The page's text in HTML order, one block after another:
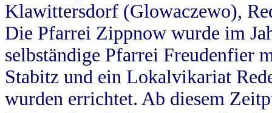
Klawittersdorf (Glowaczewo),
Die Pfarrei Zippnow wurde im
selbständige Pfarrei Freudenfier
Stabitz und ein Lokalvikariat
wurden errichtet. Ab diesem